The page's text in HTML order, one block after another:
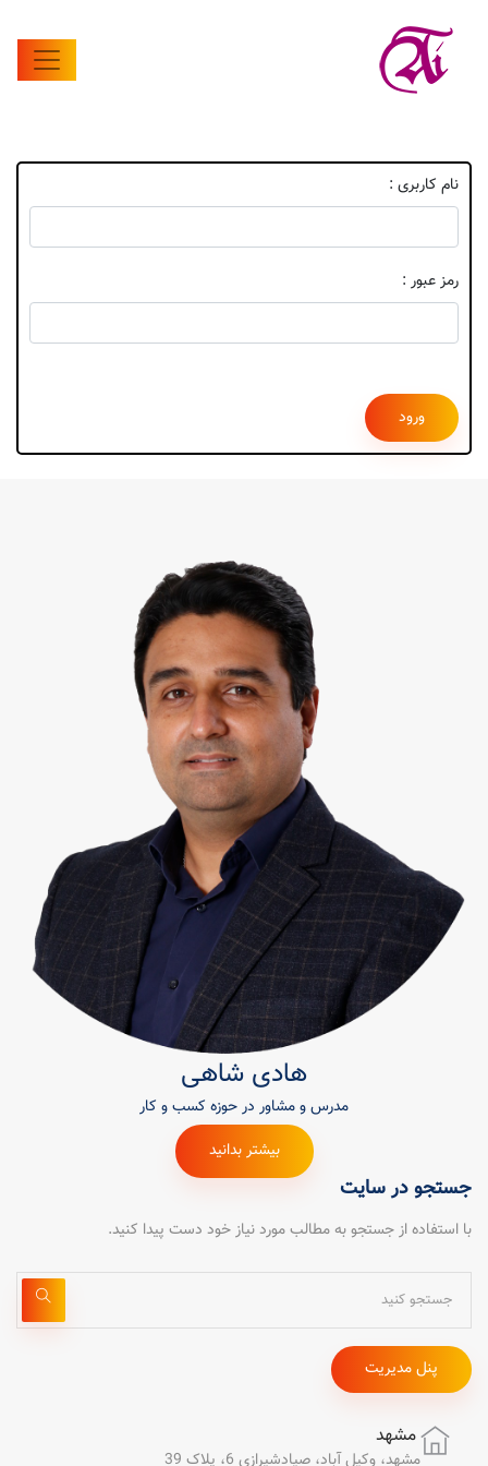
نام کاربری :
رمز عبور :
هادی شاهی
مدرس و مشاور در حوزه کسب و کار
بیشتر بدانید
جستجو در سایت
با استفاده از جستجو به مطالب مورد نیاز خود دست پیدا کنید.
پنل مدیریت
مشهد
مشهد، وکیل آباد، صیادشیرازی 6، پلاک 39